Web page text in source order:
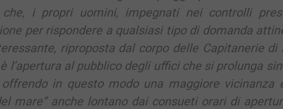
i propri uomini, impegnati nei controlli
per rispondere a qualsiasi tipo di domanda
riproposta dal corpo delle Capitanerie di
l’apertura al pubblico degli uffici che si prolunga
in questo modo una maggiore vicinanza
mare” anche lontano dai consueti orari di